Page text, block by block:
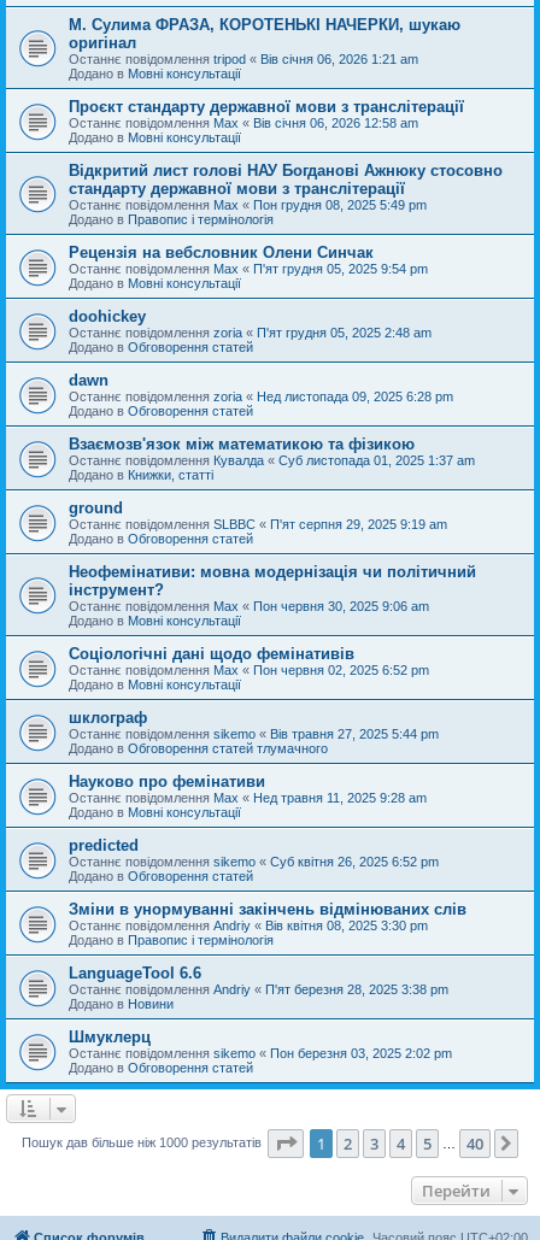
М. Сулима ФРАЗА, КОРОТЕНЬКІ НАЧЕРКИ, шукаю
оригінал
Останнє повідомлення tripod « Вів січня 06, 2026 1:21 am
Додано в Мовні консультації
Проєкт стандарту державної мови з транслітерації
Останнє повідомлення Max « Вів січня 06, 2026 12:58 am
Додано в Мовні консультації
Відкритий лист голові НАУ Богданові Ажнюку стосовно
стандарту державної мови з транслітерації
Останнє повідомлення Max « Пон грудня 08, 2025 5:49 pm
Додано в Правопис і термінологія
Рецензія на вебсловник Олени Синчак
Останнє повідомлення Max « П'ят грудня 05, 2025 9:54 pm
Додано в Мовні консультації
doohickey
Останнє повідомлення zoria « П'ят грудня 05, 2025 2:48 am
Додано в Обговорення статей
dawn
Останнє повідомлення zoria « Нед листопада 09, 2025 6:28 pm
Додано в Обговорення статей
Взаємозв'язок між математикою та фізикою
Останнє повідомлення Кувалда « Суб листопада 01, 2025 1:37 am
Додано в Книжки, статті
ground
Останнє повідомлення SLBBC « П'ят серпня 29, 2025 9:19 am
Додано в Обговорення статей
Неофемінативи: мовна модернізація чи політичний
інструмент?
Останнє повідомлення Max « Пон червня 30, 2025 9:06 am
Додано в Мовні консультації
Соціологічні дані щодо фемінативів
Останнє повідомлення Max « Пон червня 02, 2025 6:52 pm
Додано в Мовні консультації
шклограф
Останнє повідомлення sikemo « Вів травня 27, 2025 5:44 pm
Додано в Обговорення статей тлумачного
Науково про фемінативи
Останнє повідомлення Max « Нед травня 11, 2025 9:28 am
Додано в Мовні консультації
predicted
Останнє повідомлення sikemo « Суб квітня 26, 2025 6:52 pm
Додано в Обговорення статей
Зміни в унормуванні закінчень відмінюваних слів
Останнє повідомлення Andriy « Вів квітня 08, 2025 3:30 pm
Додано в Правопис і термінологія
LanguageTool 6.6
Останнє повідомлення Andriy « П'ят березня 28, 2025 3:38 pm
Додано в Новини
Шмуклерц
Останнє повідомлення sikemo « Пон березня 03, 2025 2:02 pm
Додано в Обговорення статей
Пошук дав більше ніж 1000 результатів Сторінка 1 40
1 2 3 4 5 40
Перейти
Список форумів Часовий пояс UTC+02:00
Видалити файли cookie